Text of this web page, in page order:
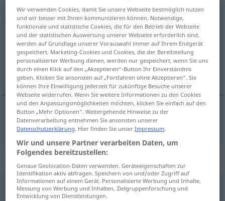
jumento [xuˈmento]m
Übersicht aller Übersetzungen
(Für mehr Details die Übersetzung anklicken/antippen)
Esel
Eselm jumento tb FIG
Synonyme für "jumento"
borrico,asno,pollino,burro,garañón,rucio,onagro
Wir verwenden Cookies, damit Sie unsere Webseite bestmöglich nutzen
und wir besser mit Ihnen kommunizieren können. Notwendige,
funktionale und statistische Cookies, die für den Betrieb der Webseite
und der statistischen Auswertung unserer Webseite erforderlich sind,
werden auf Grundlage unserer Vorauswahl immer auf Ihrem Endgerät
gespeichert. Marketing-Cookies und Cookies, die der Bereitstellung
personalisierter Werbung dienen, werden nur gespeichert, wenn Sie uns
durch einen Klick auf den „Akzeptieren“-Button Ihr Einverständnis
geben. Klicken Sie ansonsten auf „Fortfahren ohne Akzeptieren“. Sie
können Ihre Einwilligung jederzeit für zukünftige Besuche unserer
Webseite widerrufen. Wenn Sie weitere Informationen zu den Cookies
und den Anpassungsmöglichkeiten möchten, klicken Sie einfach auf den
Button „Mehr Optionen“. Weitergehende Hinweise zu der
Datenverarbeitung entnehmen Sie ansonsten unserer
Datenschutzerklärung. Hier finden Sie unserImpressum.
Wir und unsere Partner verarbeiten Daten, um
Folgendes bereitzustellen:
Genaue Geolocation-Daten verwenden. Geräteeigenschaften zur
Identifikation aktiv abfragen. Speichern von und/oder Zugriff auf
Informationen auf einem Gerät. Personalisierte Werbung und Inhalte,
Messung von Werbung und Inhalten, Zielgruppenforschung und
Entwicklung von Dienstleistungen.